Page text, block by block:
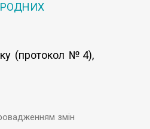
(протокол №4),
змін